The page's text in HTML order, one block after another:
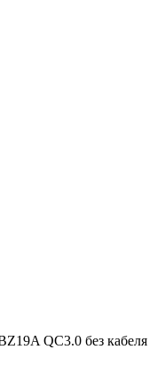
QC3.0 без кабеля